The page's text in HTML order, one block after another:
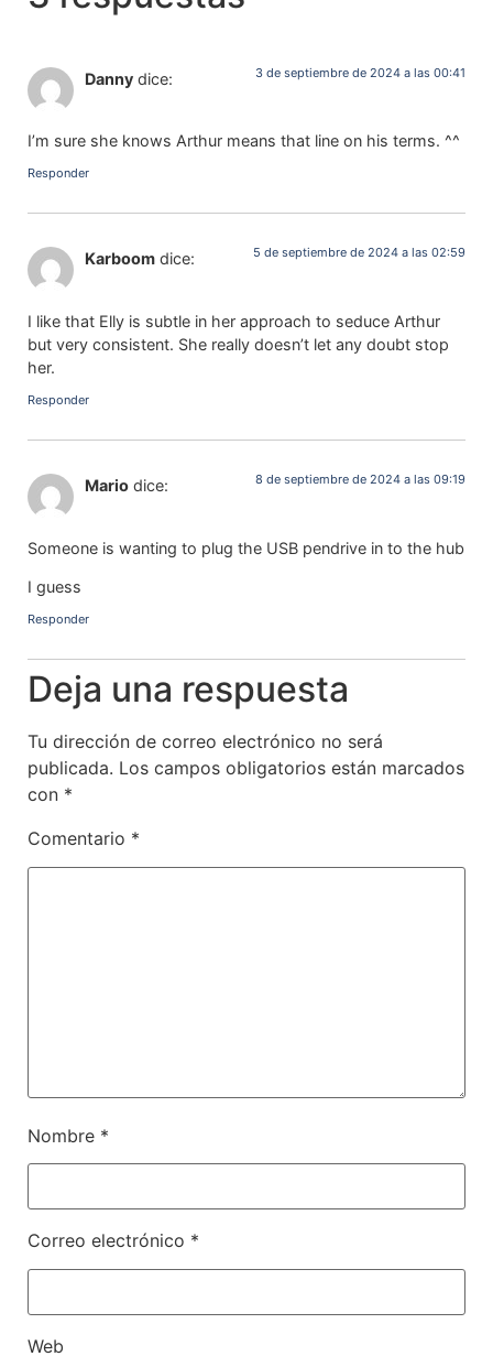
Danny dice: 3 de septiembre de 2024 a las 00:41
I’m sure she knows Arthur means that line on his terms. ^^
Responder
Karboom dice: 5 de septiembre de 2024 a las 02:59
I like that Elly is subtle in her approach to seduce Arthur
but very consistent. She really doesn’t let any doubt stop
her.
Responder
Mario dice: 8 de septiembre de 2024 a las 09:19
Someone is wanting to plug the USB pendrive in to the hub
I guess
Responder
Deja una respuesta
Tu dirección de correo electrónico no será
publicada. Los campos obligatorios están marcados
con *
Comentario *
Nombre *
Correo electrónico *
Web